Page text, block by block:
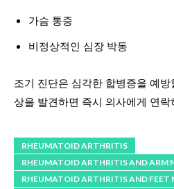
가슴 통증
비정상적인 심장 박동
조기 진단은 심각한 합병증을 예
상을 발견하면 즉시 의사에게 연락
RHEUMATOID ARTHRITIS
RHEUMATOID ARTHRITIS AND ARM
RHEUMATOID ARTHRITIS AND FEET